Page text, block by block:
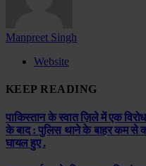
Manpreet Singh
Website
KEEP READING
पाकिस्तान के स्वात ज़िले में एक
के बाद : पुलिस थाने के बाहर कम से
घायल हुए .